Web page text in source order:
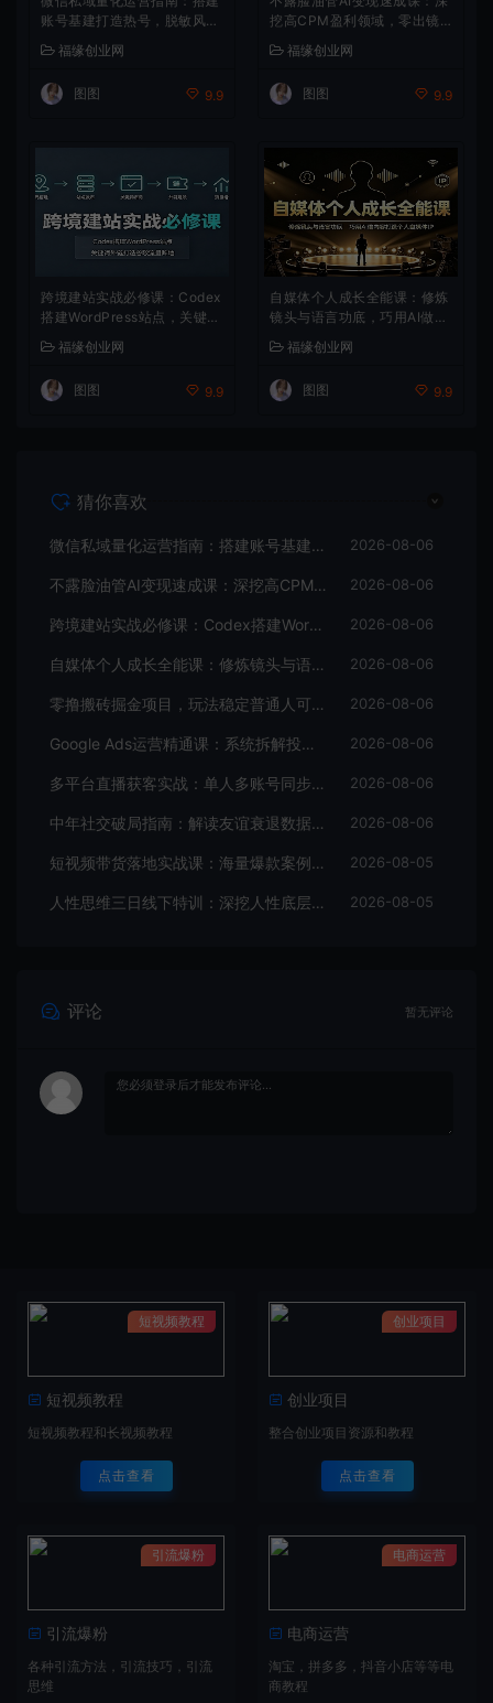
账号基建打造热号，脱敏风控
福缘创业网
图图 9.9
挖高CPM盈利领域，零出镜
福缘创业网
图图 9.9
跨境建站实战必修课：Codex
搭建WordPress站点，关键词
外链打造谷歌流量阵地
福缘创业网
图图 9.9
自媒体个人成长全能课：修炼
镜头与语言功底，巧用AI做内
容打造个人自媒体IP
福缘创业网
图图 9.9
猜你喜欢
微信私域量化运营指南：搭建账号基建打造热号，脱敏风控规避运营各类高危风险 2026-08-06
不露脸油管AI变现速成课：深挖高CPM盈利领域，零出镜打造YouTube稳定收益账号 2026-08-06
跨境建站实战必修课：Codex搭建WordPress站点，关键词外链打造谷歌流量阵地 2026-08-06
自媒体个人成长全能课：修炼镜头与语言功底，巧用AI做内容打造个人自媒体IP 2026-08-06
零撸搬砖掘金项目，玩法稳定普通人可落地的长期副业，月收益轻松10000+ 2026-08-06
Google Ads运营精通课：系统拆解投放全流程，优化账户提升广告投产回报率 2026-08-06
多平台直播获客实战：单人多账号同步开播，一份时间撬动多渠道精准流量 2026-08-06
中年社交破局指南：解读友谊衰退数据，理清35岁后难交真心朋友的根源 2026-08-06
短视频带货落地实战课：海量爆款案例拆解，掌握拍摄剪辑与带货脚本创作技巧 2026-08-05
人性思维三日线下特训：深挖人性底层规律，识人设防、布局变现抓流量风口 2026-08-05
评论 暂无评论
短视频教程
短视频教程
短视频教程和长视频教程
点击查看
创业项目
创业项目
整合创业项目资源和教程
点击查看
引流爆粉
引流爆粉
各种引流方法，引流技巧，引流
思维
电商运营
电商运营
淘宝，拼多多，抖音小店等等电
商教程